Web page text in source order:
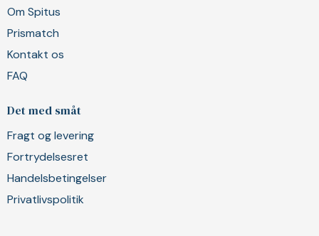
Om Spitus
Prismatch
Kontakt os
FAQ
Det med småt
Fragt og levering
Fortrydelsesret
Handelsbetingelser
Privatlivspolitik